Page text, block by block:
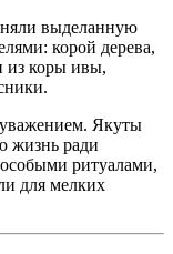
выделанную
корой дерева,
из коры ивы,
Якуты
жизнь ради
ритуалами,
для мелких